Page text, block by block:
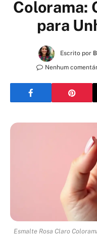
Colorama:
para
Escrito por
Nenhum
Esmalte Rosa Claro